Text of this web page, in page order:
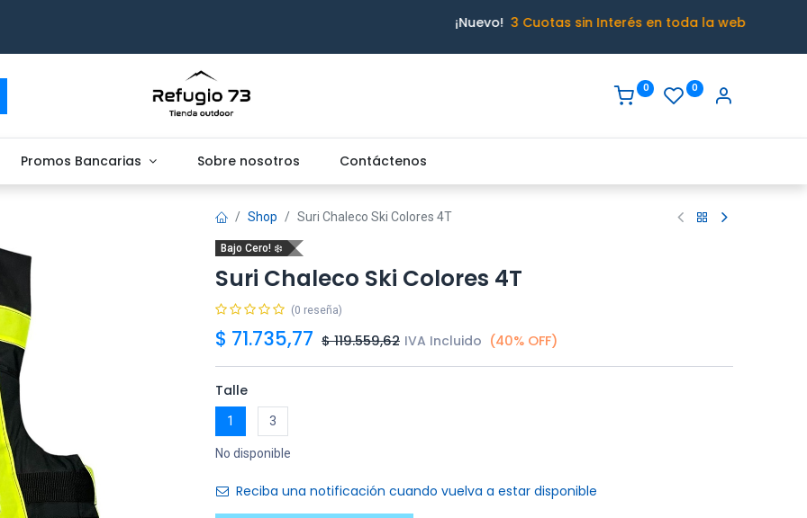
¡Nuevo! 3 Cuotas sin Interés en toda la web
0 0
Promos Bancarias Sobre nosotros Contáctenos
Shop Suri Chaleco Ski Colores 4T
Bajo Cero! ❄️
Suri Chaleco Ski Colores 4T
(0 reseña)
$ 71.735,77 $119.559,62 IVA Incluido (40% OFF)
Talle
1 3
No disponible
Reciba una notificación cuando vuelva a estar disponible